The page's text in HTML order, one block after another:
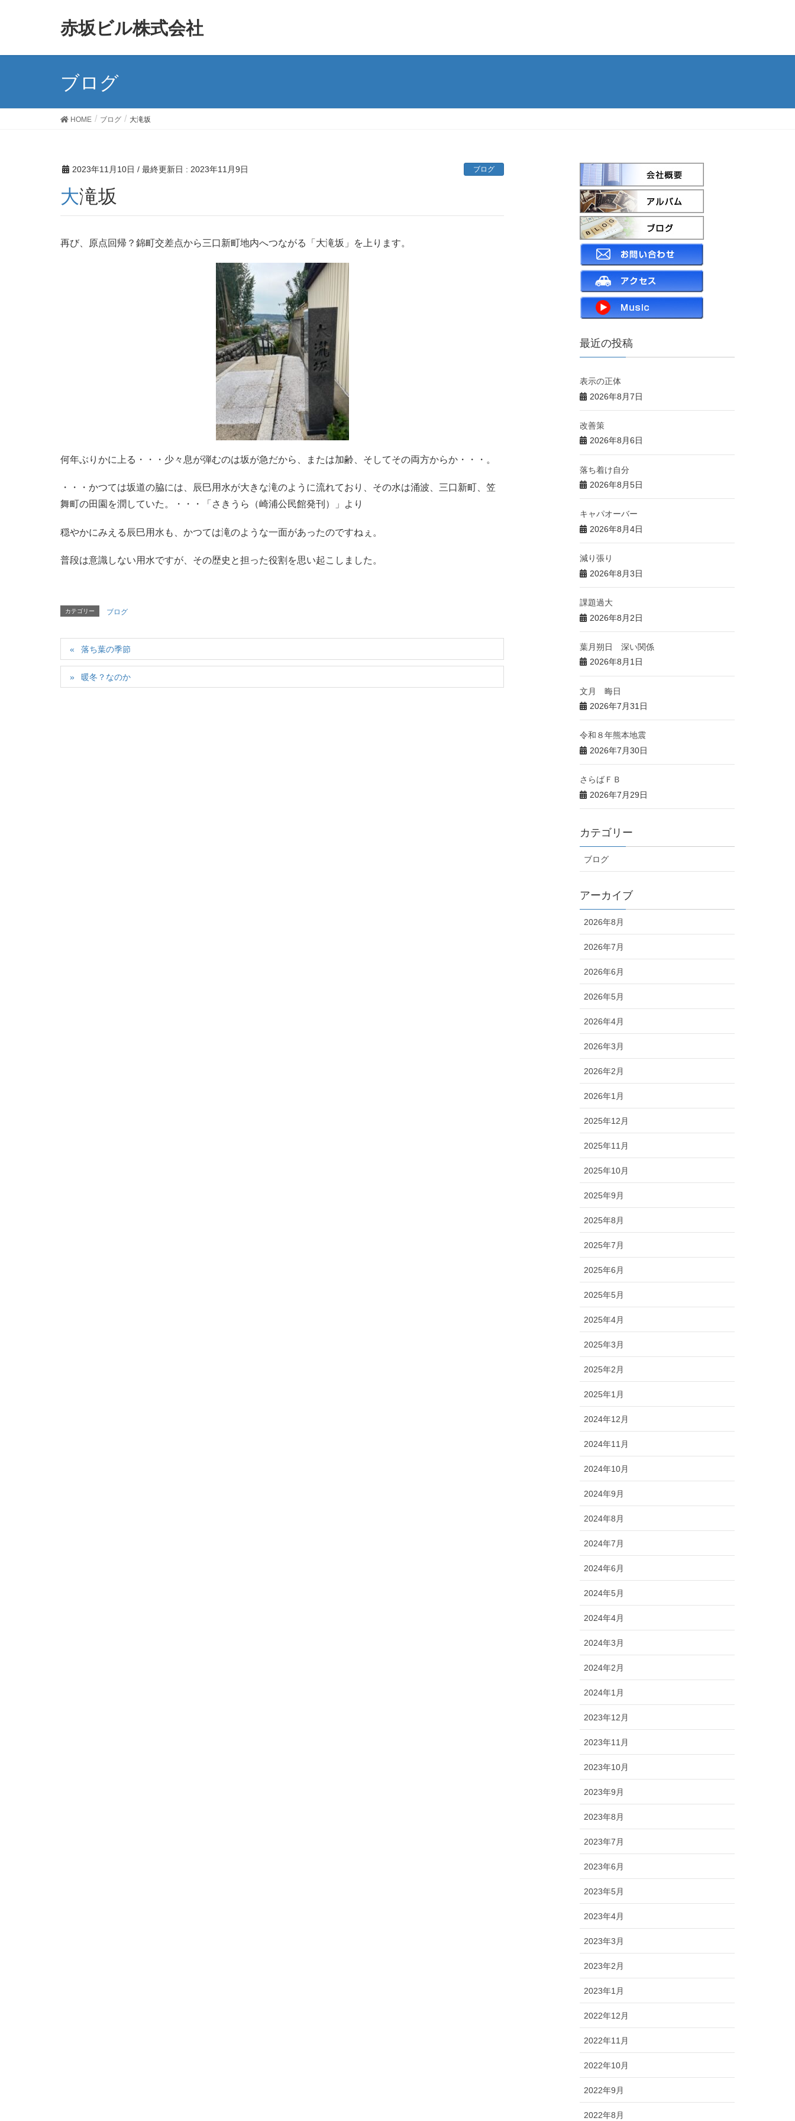
赤坂ビル株式会社
ブログ
HOME ブログ 大滝坂
2023年11月10日 / 最終更新日 : 2023年11月9日 ブログ
大滝坂
再び、原点回帰？錦町交差点から三口新町地内へつながる「大滝坂」を上ります。
何年ぶりかに上る・・・少々息が弾むのは坂が急だから、または加齢、そしてその両方からか・・・。
・・・かつては坂道の脇には、辰巳用水が大きな滝のように流れており、その水は涌波、三口新町、笠
舞町の田園を潤していた。・・・「さきうら（崎浦公民館発刊）」より
穏やかにみえる辰巳用水も、かつては滝のような一面があったのですねぇ。
普段は意識しない用水ですが、その歴史と担った役割を思い起こしました。
カテゴリー ブログ
落ち葉の季節
暖冬？なのか
最近の投稿
表示の正体
2026年8月7日
改善策
2026年8月6日
落ち着け自分
2026年8月5日
キャパオーバー
2026年8月4日
減り張り
2026年8月3日
課題過大
2026年8月2日
葉月朔日 深い関係
2026年8月1日
文月 晦日
2026年7月31日
令和８年熊本地震
2026年7月30日
さらばＦＢ
2026年7月29日
カテゴリー
ブログ
アーカイブ
2026年8月
2026年7月
2026年6月
2026年5月
2026年4月
2026年3月
2026年2月
2026年1月
2025年12月
2025年11月
2025年10月
2025年9月
2025年8月
2025年7月
2025年6月
2025年5月
2025年4月
2025年3月
2025年2月
2025年1月
2024年12月
2024年11月
2024年10月
2024年9月
2024年8月
2024年7月
2024年6月
2024年5月
2024年4月
2024年3月
2024年2月
2024年1月
2023年12月
2023年11月
2023年10月
2023年9月
2023年8月
2023年7月
2023年6月
2023年5月
2023年4月
2023年3月
2023年2月
2023年1月
2022年12月
2022年11月
2022年10月
2022年9月
2022年8月